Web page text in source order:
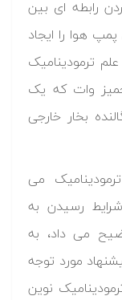
رابطه ای بین
هوا را ایجاد
ترمودینامیک
وات که یک
بخار خارجی
می
رسیدن به
می داد، به
مورد توجه
نوین